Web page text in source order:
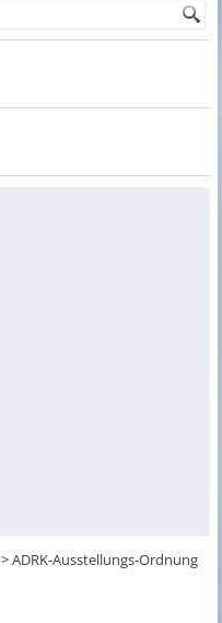
>ADRK-Ausstellungs-Ordnung